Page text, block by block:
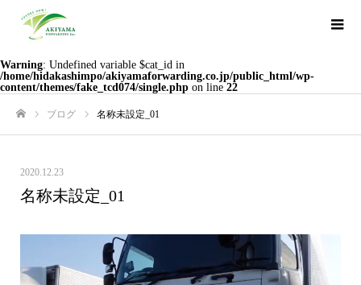
Warning: Undefined variable $cat_id in
/home/hidakashimpo/akiyamaforwarding.co.jp/public_html/wp-
content/themes/fake_tcd074/single.php on line 22
ブログ 名称未設定_01
2020.12.23
名称未設定_01
レ